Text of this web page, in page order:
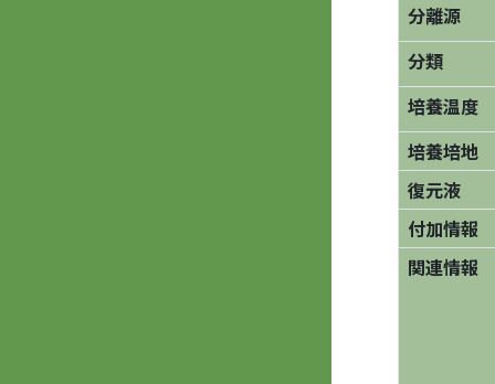
分離源
分類
培養温度
培養培地
復元液
付加情報
関連情報